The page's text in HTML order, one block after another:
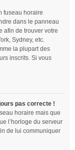
fuseau horaire
dans le panneau
afin de trouver votre
Sydney, etc.
la plupart des
inscrits. Si vous
pas correcte !
horaire mais que
l’horloge du serveur
de lui communiquer